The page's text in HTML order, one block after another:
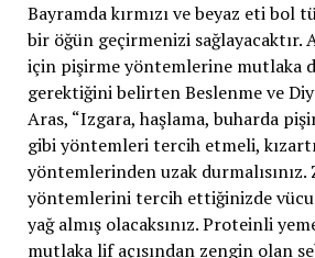
Bayramda kırmızı ve beyaz eti bol
bir öğün geçirmenizi sağlayacaktır.
için pişirme yöntemlerine mutlaka
gerektiğini belirten Beslenme ve
Aras, “Izgara, haşlama, buharda
gibi yöntemleri tercih etmeli,
yöntemlerinden uzak
yöntemlerini tercih ettiğinizde
yağ almış olacaksınız. Proteinli
mutlaka lif açısından zengin olan